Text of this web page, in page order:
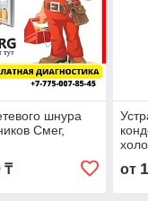
шнура
Смег,
₸ от